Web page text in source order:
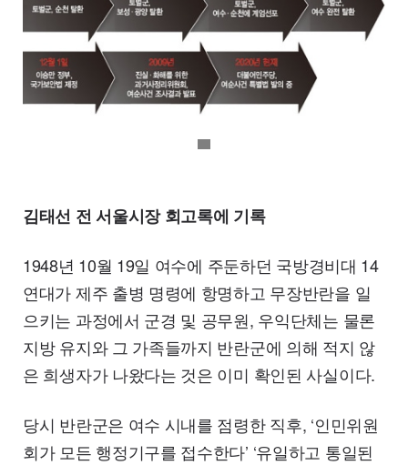
김태선 전 서울시장 회고록에 기록
1948년 10월 19일 여수에 주둔하던 국방경비대 14
연대가 제주 출병 명령에 항명하고 무장반란을 일
으키는 과정에서 군경 및 공무원, 우익단체는 물론
지방 유지와 그 가족들까지 반란군에 의해 적지 않
은 희생자가 나왔다는 것은 이미 확인된 사실이다.
당시 반란군은 여수 시내를 점령한 직후, ‘인민위원
회가 모든 행정기구를 접수한다’ ‘유일하고 통일된